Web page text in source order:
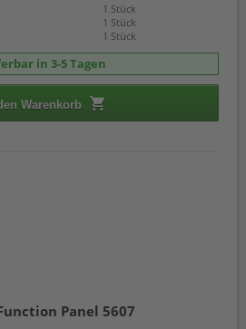
1 Stück
1 Stück
1 Stück
in 3-5 Tagen
Warenkorb
Panel 5607